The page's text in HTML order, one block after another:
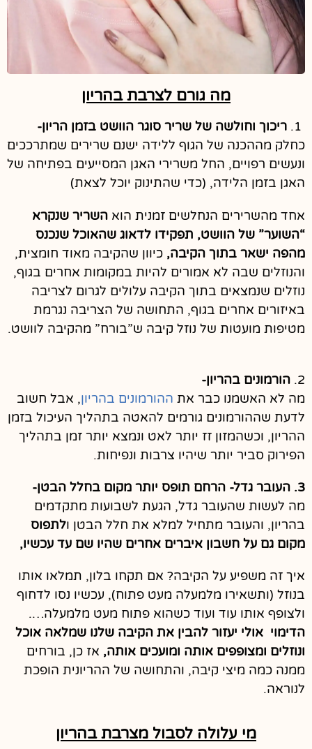
מה גורם לצרבת בהריון
ריכוך וחולשה של שריר סוגר הוושט בזמן הריון-
כחלק מההכנה של הגוף ללידה ישנם שרירים שמתרככים
ונעשים רפויים, החל משרירי האגן המסייעים בפתיחה של
האגן בזמן הלידה, (כדי שהתינוק יוכל לצאת)
אחד מהשרירים הנחלשים זמנית הוא השריר שנקרא
“השוער” של הוושט, תפקידו לדאוג שהאוכל שנכנס
מהפה ישאר בתוך הקיבה, כיוון שהקיבה מאוד חומצית,
והנוזלים שבה לא אמורים להיות במקומות אחרים בגוף,
נוזלים שנמצאים בתוך הקיבה עלולים לגרום לצריבה
באיזורים אחרים בגוף, התחושה של הצריבה נגרמת
מטיפות מועטות של נוזל קיבה ש”בורח” מהקיבה לוושט.
2. הורמונים בהריון-
מה לא האשמנו כבר את ההורמונים בהריון, אבל חשוב
לדעת שההורמונים גורמים להאטה בתהליך העיכול בזמן
ההריון, וכשהמזון זז יותר לאט ונמצא יותר זמן בתהליך
הפירוק סביר יותר שיהיו צרבות ונפיחות.
3. העובר גדל- הרחם תופס יותר מקום בחלל הבטן-
מה לעשות שהעובר גדל, הגעת לשבועות מתקדמים
בהריון, והעובר מתחיל למלא את חלל הבטן ולתפוס
מקום גם על חשבון איברים אחרים שהיו שם עד עכשיו,
איך זה משפיע על הקיבה? אם תקחו בלון, תמלאו אותו
בנוזל (ותשאירו מלמעלה מעט פתוח), עכשיו נסו לדחוף
ולצופף אותו עוד ועוד כשהוא פתוח מעט מלמעלה….
הדימוי אולי יעזור להבין את הקיבה שלנו שמלאה אוכל
ונוזלים ומצופפים אותה ומועכים אותה, אז כן, בורחים
ממנה כמה מיצי קיבה, והתחושה של ההריונית הופכת
לנוראה.
מי עלולה לסבול מצרבת בהריון